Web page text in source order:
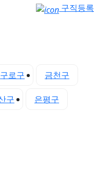
구직등록
구로구 금천구
구 은평구